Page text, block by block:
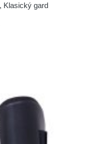
Klasický gard